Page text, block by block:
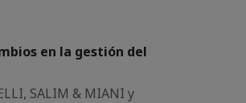
en la gestión del
SALIM & MIANI y